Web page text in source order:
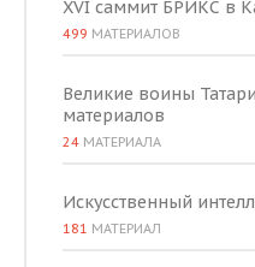
XVI саммит БРИКС в
499 МАТЕРИАЛОВ
Великие воины
материалов
24 МАТЕРИАЛА
Искусственный
181 МАТЕРИАЛ